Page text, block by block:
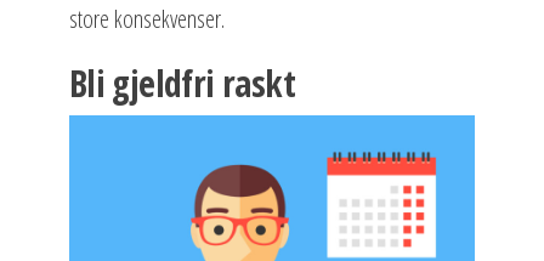
store konsekvenser.
Bli gjeldfri raskt